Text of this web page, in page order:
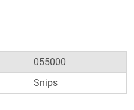
055000
Snips